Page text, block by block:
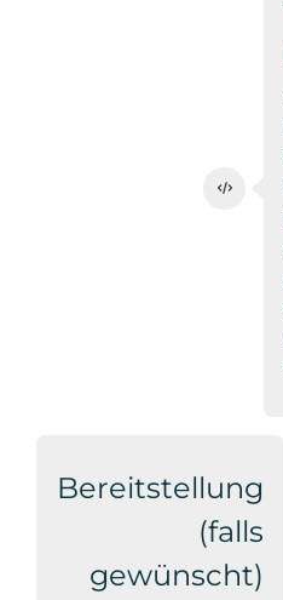
Bereitstellung
(falls
gewünscht)